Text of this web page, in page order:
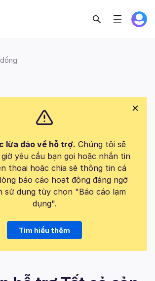
lừa đảo về hỗ trợ. Chúng tôi sẽ
yêu cầu bạn gọi hoặc nhắn tin
thoại hoặc chia sẻ thông tin cá
báo cáo hoạt động đáng ngờ
sử dụng tùy chọn "Báo cáo lạm
dụng".
Tìm hiểu thêm